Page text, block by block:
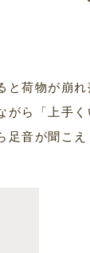
と荷物が崩れ
がら「上手く
音が聞こえ